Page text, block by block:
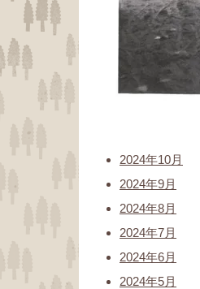
2024年10月
2024年9月
2024年8月
2024年7月
2024年6月
2024年5月